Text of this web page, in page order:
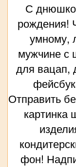
С
рождения!
умному,
мужчине с
для вацап,
Отправить
картинка
фон!